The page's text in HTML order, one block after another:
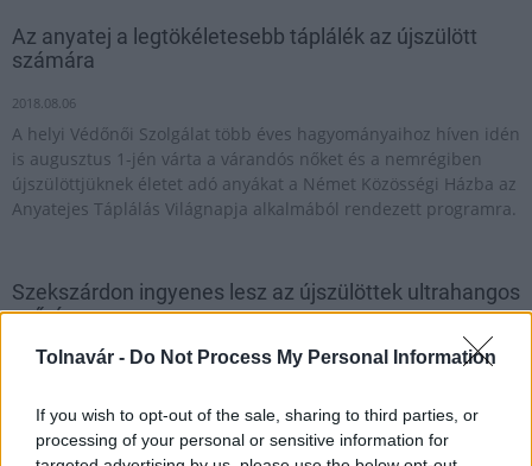
Tolnavár - Do Not Process My Personal Information
If you wish to opt-out of the sale, sharing to third parties, or
processing of your personal or sensitive information for
Az anyatej a legtökéletesebb táplálék az újszülött
számára
2018.08.06
A helyi Védőnői Szolgálat több éves hagyományaihoz híven idén
is augusztus 1-jén várta a várandós nőket és a nemrégiben
újszülöttjüknek életet adó anyákat a Német Közösségi Házba az
Anyatejes Táplálás Világnapja alkalmából rendezett programra.
Szekszárdon ingyenes lesz az újszülöttek ultrahangos
szűrése
2016.04.10
korban végzendő ultrahangos szűrés. A költségeket a város
önkormányzata fizeti - jelentette be